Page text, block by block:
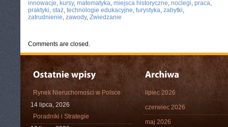
innowacje kursy, matematyka miejsca historyczne noclegi praca
praktyki staż technologie edukacyjne turystyka zabytki
zatrudnienie zawody, Zwiedzanie
Comments are closed.
Rynek Nieruchomości w Polsce
14 lipca, 2026
Poradniki i Strategie
lipiec 2026
czerwiec 2026
maj 2026